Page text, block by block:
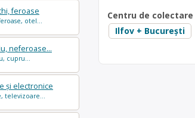
feroase
otel...
neferoase...
cupru...
și electronice
televizoare...
Centru de colectare
Ilfov + București